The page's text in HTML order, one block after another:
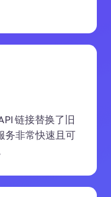
链接替换了旧
务非常快速且可